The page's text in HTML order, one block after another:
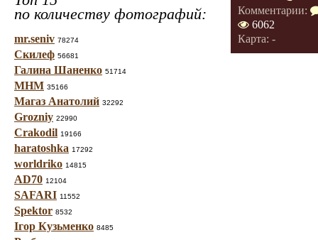
по количеству фотографий:
mr.seniv 78274
Скилеф 56681
Галина Шаненко 51714
МНМ 35166
Магаз Анатолий 32292
Grozniy 22990
Crakodil 19166
haratoshka 17292
worldriko 14815
AD70 12104
SAFARI 11552
Spektor 8532
Ігор Кузьменко 8485
Комментарии:
6062
Карта: -